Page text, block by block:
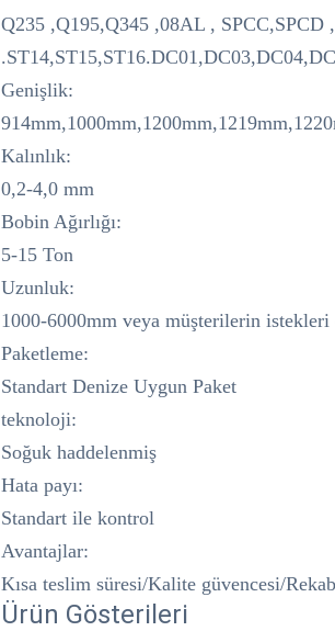
Q235 ,Q195,Q345 ,08AL , SPCC,SPCD
Genişlik:
Kalınlık:
0,2-4,0 mm
Bobin Ağırlığı:
5-15 Ton
Uzunluk:
1000-6000mm veya müşterilerin istekleri
Paketleme:
Standart Denize Uygun Paket
teknoloji:
Soğuk haddelenmiş
Hata payı:
Standart ile kontrol
Avantajlar:
Kısa teslim süresi/Kalite güvencesi/
Ürün Gösterileri